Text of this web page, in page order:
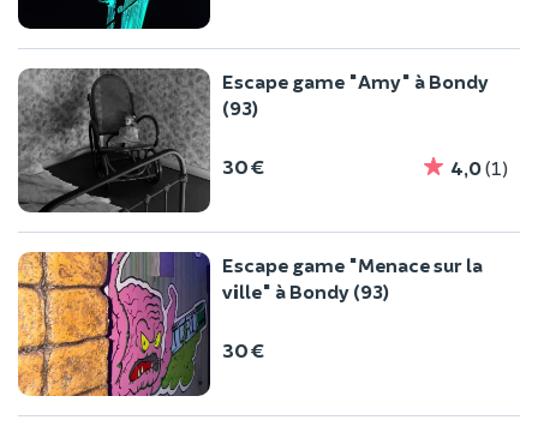
Escape game "Amy" à Bondy
(93)
30 € 4,0(1)
Escape game "Menace sur la
ville" à Bondy (93)
30 €